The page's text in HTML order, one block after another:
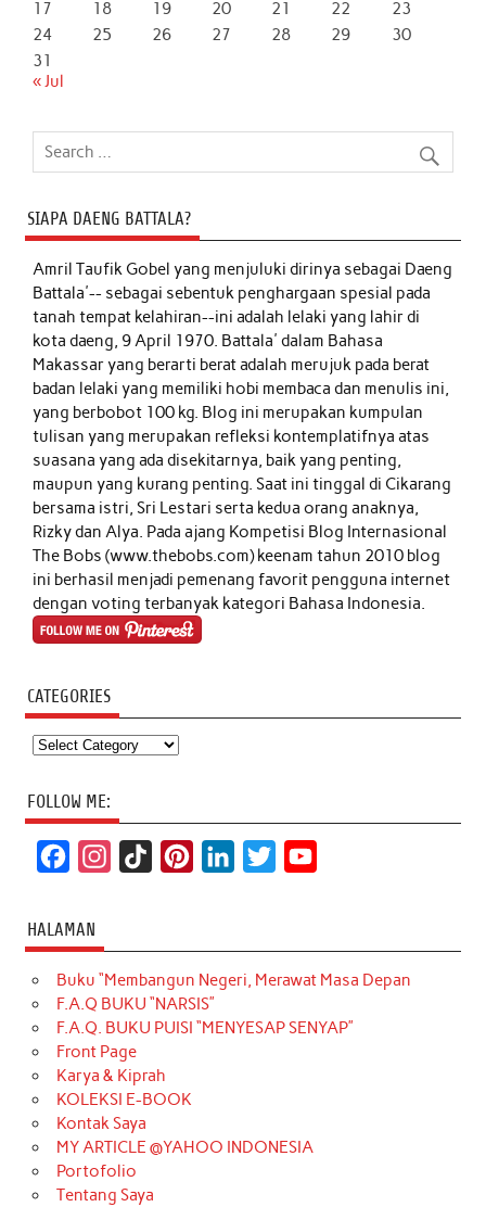
17 18 19 20 21 22
23
24
25 26 27 28 29
30
31
« Jul
SIAPA DAENG BATTALA?
Amril Taufik Gobelyang menjuluki dirinya sebagai Daeng
Battala'-- sebagai sebentuk penghargaan spesial pada
tanah tempat kelahiran--ini adalah lelaki yang lahir di
kota daeng, 9 April 1970. Battala' dalam Bahasa
Makassar yang berarti berat adalah merujuk pada berat
badan lelaki yang memiliki hobi membaca dan menulis ini,
yang berbobot 100 kg. Blog ini merupakan kumpulan
tulisan yang merupakan refleksi kontemplatifnya atas
suasana yang ada disekitarnya, baik yang penting,
maupun yang kurang penting. Saat ini tinggal di Cikarang
bersama istri, Sri Lestari serta kedua orang anaknya,
Rizky dan Alya. Pada ajang Kompetisi Blog Internasional
The Bobs (www.thebobs.com) keenam tahun 2010 blog
ini berhasil menjadi pemenang favorit pengguna internet
dengan voting terbanyak kategori Bahasa Indonesia.
CATEGORIES
Categories
FOLLOW ME:
c
e
b
o
o
k
t
a
g
r
a
m
T
o
k
t
e
r
k
e
d
t
t
e
T
u
b
HALAMAN
Buku “Membangun Negeri, Merawat Masa Depan
F.A.Q BUKU “NARSIS”
F.A.Q. BUKU PUISI “MENYESAP SENYAP”
Front Page
Karya & Kiprah
KOLEKSI E-BOOK
Kontak Saya
MY ARTICLE @YAHOO INDONESIA
Portofolio
Tentang Saya